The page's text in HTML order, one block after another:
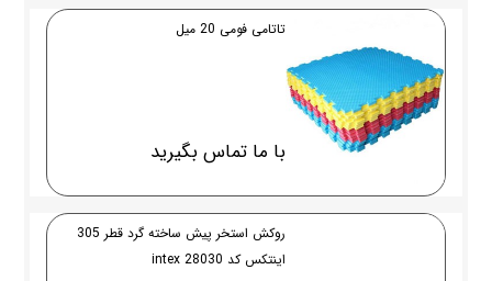
تاتامی فومی 20 میل
با ما تماس بگیرید
روکش استخر پیش ساخته گرد قطر 305
اینتکس کد 28030 intex